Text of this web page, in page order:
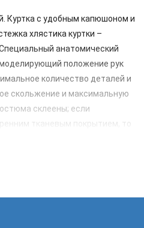
Куртка с удобным капюшоном и
хлястика куртки –
анатомический
положение рук
количество деталей и
скольжение и максимальную
склеены; если
тканевым покрытием, то
несквозным швом.
в области стыков и в